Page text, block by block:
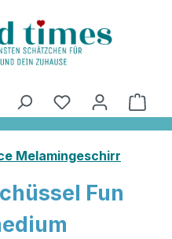
Melamingeschirr
Fun